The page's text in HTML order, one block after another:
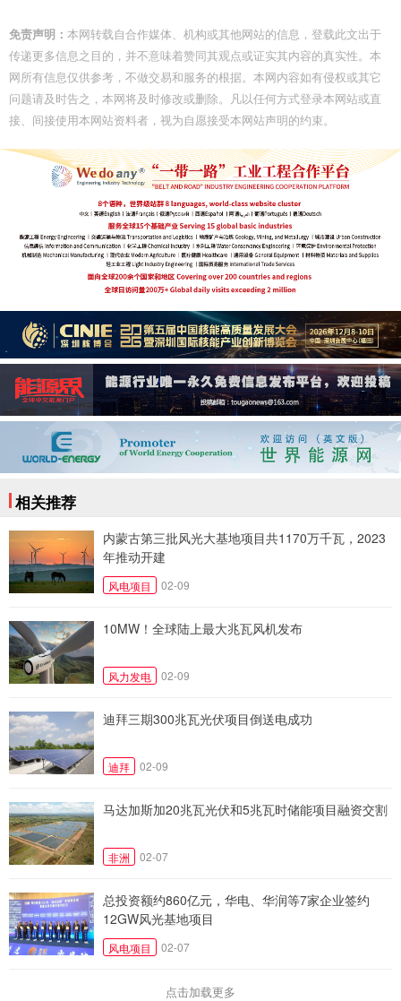
免责声明： 本网转载自合作媒体、机构或其他网站的信息，登载此文出于
传递更多信息之目的，并不意味着赞同其观点或证实其内容的真实性。本
网所有信息仅供参考，不做交易和服务的根据。本网内容如有侵权或其它
问题请及时告之，本网将及时修改或删除。凡以任何方式登录本网站或直
接、间接使用本网站资料者，视为自愿接受本网站声明的约束。
相关推荐
内蒙古第三批风光大基地项目共1170万千瓦，2023
年推动开建
风电项目 02-09
10MW！全球陆上最大兆瓦风机发布
风力发电 02-09
迪拜三期300兆瓦光伏项目倒送电成功
迪拜 02-09
马达加斯加20兆瓦光伏和5兆瓦时储能项目融资交割
非洲 02-07
总投资额约860亿元，华电、华润等7家企业签约
12GW风光基地项目
风电项目 02-07
点击加载更多